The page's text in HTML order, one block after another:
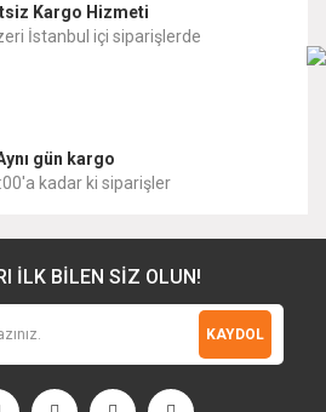
Kargo Hizmeti
İstanbul içi siparişlerde
gün kargo
kadar ki siparişler
İLK BİLEN SİZ OLUN!
KAYDOL